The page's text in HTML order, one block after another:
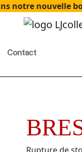
notre nouvelle
Contact